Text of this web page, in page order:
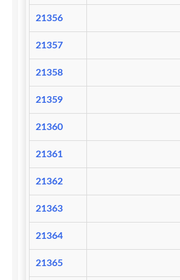
21356
21357
21358
21359
21360
21361
21362
21363
21364
21365